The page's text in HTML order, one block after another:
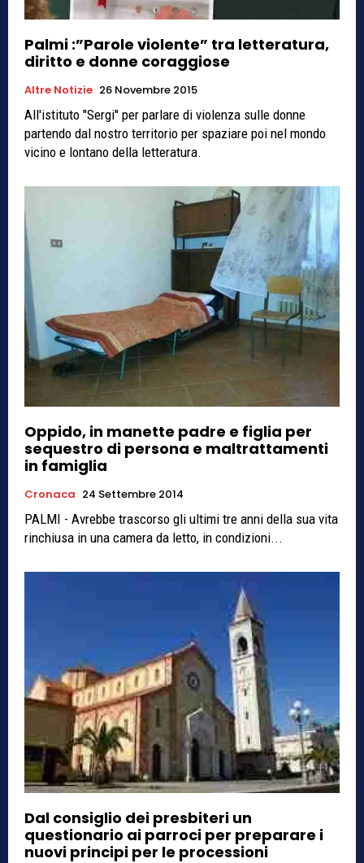
Palmi :”Parole violente” tra letteratura,
diritto e donne coraggiose
Altre Notizie 26 Novembre 2015
All'istituto "Sergi" per parlare di violenza sulle donne
partendo dal nostro territorio per spaziare poi nel mondo
vicino e lontano della letteratura.
Oppido, in manette padre e figlia per
sequestro di persona e maltrattamenti
in famiglia
Cronaca 24 Settembre 2014
PALMI - Avrebbe trascorso gli ultimi tre anni della sua vita
rinchiusa in una camera da letto, in condizioni...
Dal consiglio dei presbiteri un
questionario ai parroci per preparare i
nuovi principi per le processioni